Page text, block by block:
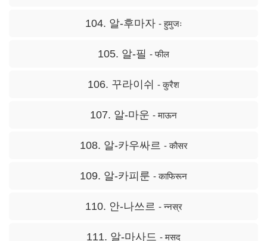
104. 알-후마자 - हुमुजः
105. 알-필 - फील
106. 꾸라이쉬 - कुरैश
107. 알-마운 - माऊन
108. 알-카우싸르 - काैसर
109. 알-카피룬 - काफिरून
110. 안-나쓰르 - न्नस्र
111. 알-마사드 - मसद